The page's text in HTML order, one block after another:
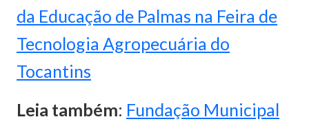
da Educação de Palmas na Feira de
Tecnologia Agropecuária do
Tocantins
Leia também: Fundação Municipal